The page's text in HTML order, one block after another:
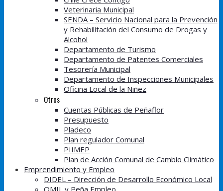
Veterinaria Municipal
SENDA – Servicio Nacional para la Prevención
y Rehabilitación del Consumo de Drogas y
Alcohol
Departamento de Turismo
Departamento de Patentes Comerciales
Tesorería Municipal
Departamento de Inspecciones Municipales
Oficina Local de la Niñez
Otros
Cuentas Públicas de Peñaflor
Presupuesto
Pladeco
Plan regulador Comunal
PIIMEP
Plan de Acción Comunal de Cambio Climático
Emprendimiento y Empleo
DIDEL – Dirección de Desarrollo Económico Local
OMIL y Peña Empleo